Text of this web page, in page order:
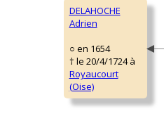
DELAHOCHE
Adrien
○ en 1654
† le 20/4/1724 à
Royaucourt
(Oise)